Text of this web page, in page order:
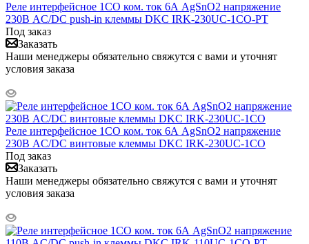
Реле интерфейсное 1CO ком. ток 6А AgSnO2 напряжение
230В AC/DC push-in клеммы DKC IRK-230UC-1CO-PT
Под заказ
Заказать
Наши менеджеры обязательно свяжутся с вами и уточнят
условия заказа
Реле интерфейсное 1CO ком. ток 6А AgSnO2 напряжение
230В AC/DC винтовые клеммы DKC IRK-230UC-1CO
Под заказ
Заказать
Наши менеджеры обязательно свяжутся с вами и уточнят
условия заказа